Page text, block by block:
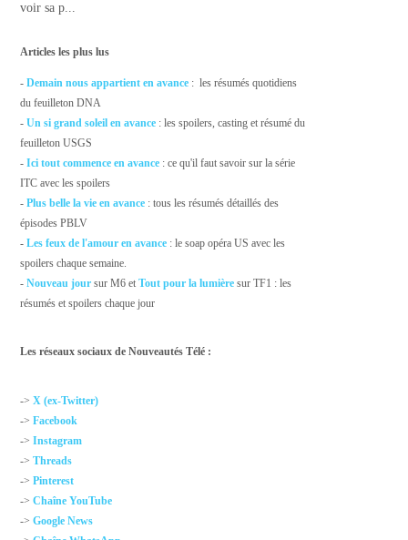
voir sa p...
Articles les plus lus
-Demain nous appartient en avance : les résumés quotidiens
du feuilleton DNA
-Un si grand soleil en avance : les spoilers, casting et résumé du
feuilleton USGS
-Ici tout commence en avance : ce qu'il faut savoir sur la série
ITC avec les spoilers
- Plus belle la vie en avance : tous les résumés détaillés des
épisodes PBLV
-Les feux de l'amour en avance : le soap opéra US avec les
spoilers chaque semaine.
-Nouveau jour sur M6 etTout pour la lumière sur TF1 : les
résumés et spoilers chaque jour
Les réseaux sociaux de Nouveautés Télé :
->X (ex-Twitter)
->Facebook
->Instagram
->Threads
->Pinterest
->Chaîne YouTube
->Google News